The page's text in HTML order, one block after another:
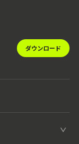
ダウンロード